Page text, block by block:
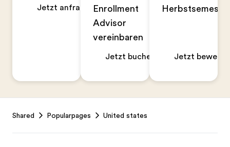
Jetzt anfragenEnrollment
Advisor
vereinbaren
Jetzt buchen Jetzt
Shared Popularpages United states